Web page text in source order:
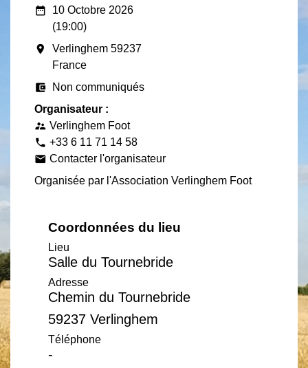
date_range
10 Octobre 2026
(19:00)
room
Verlinghem 59237
France
account_balance_wallet
Non communiqués
Organisateur :
supervisor_account Verlinghem Foot
phone +33 6 11 71 14 58
email Contacter l'organisateur
Organisée par l'Association Verlinghem Foot
Coordonnées du lieu
Lieu
Salle du Tournebride
Adresse
Chemin du Tournebride
59237 Verlinghem
Téléphone
-